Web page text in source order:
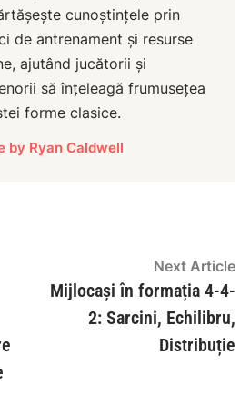
cunoștințele prin
de antrenament și resurse
ajutând jucătorii și
să înțeleagă frumusețea
forme clasice.
by Ryan Caldwell
Next Article
Mijlocași în formația 4-4-
2: Sarcini, Echilibru,
Distribuție